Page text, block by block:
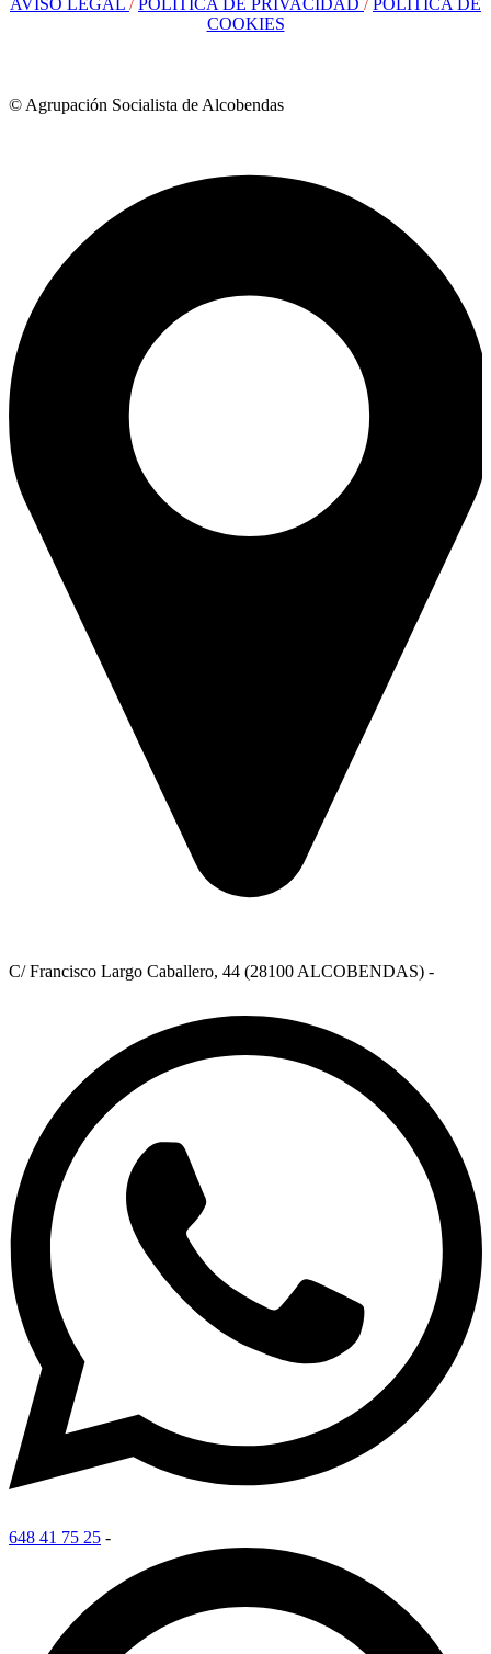
AVISO LEGAL / POLÍTICA DE PRIVACIDAD / POLÍTICA DE
COOKIES
© Agrupación Socialista de Alcobendas
C/ Francisco Largo Caballero, 44 (28100 ALCOBENDAS) -
648 41 75 25 -